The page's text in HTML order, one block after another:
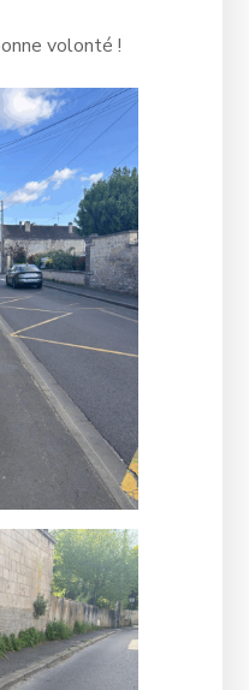
volonté !